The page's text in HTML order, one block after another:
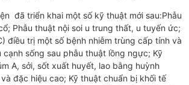
đã triển khai một số kỹ thuật mới sau:Phẫu
Phẫu thuật nội soi u trung thất, u tuyến ức;
điều trị một số bệnh nhiễm trùng cấp tính và
cạnh sống sau phẫu thuật lồng ngực; Kỹ
A, sởi, sốt xuất huyết, lao bằng huỳnh
đặc hiệu cao; Kỹ thuật chuẩn bị khối tế